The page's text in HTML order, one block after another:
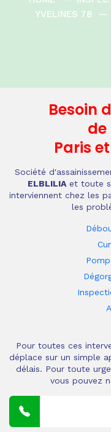
YVELINES 78
—
Besoin
Paris
Société
ELBLILIA et toute
interviennent chez les
les
Pour toutes ces
déplace sur un simple
délais. Pour toute
vous pouvez